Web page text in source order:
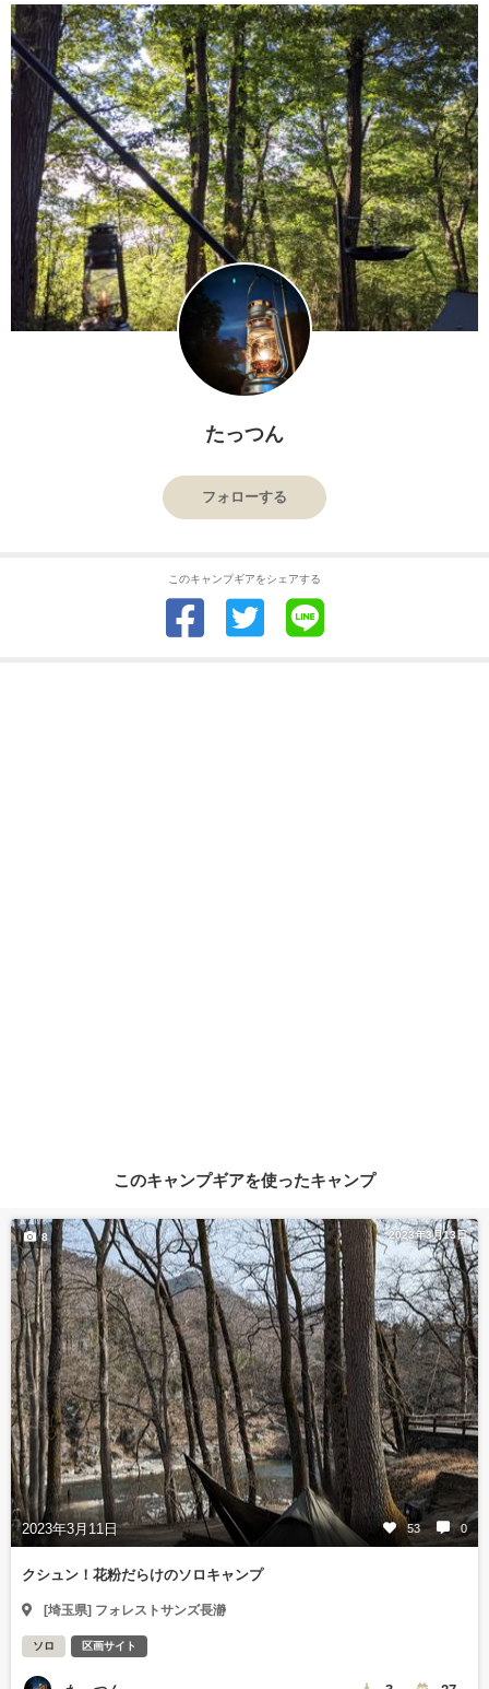
たっつん
フォローする
このキャンプギアをシェアする
このキャンプギアを使ったキャンプ
2023年3月13日
2023年3月11日 53 0
8
クシュン！花粉だらけのソロキャンプ
[埼玉県] フォレストサンズ長瀞
ソロ 区画サイト